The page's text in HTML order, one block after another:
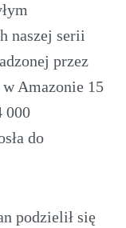
naszej serii
przez
w Amazonie 15
000
do
podzielił się